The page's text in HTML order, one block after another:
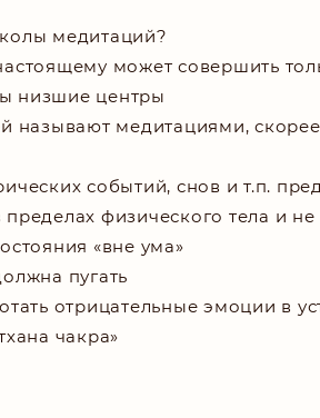
медитаций?
может совершить
низшие центры
называют медитациями,
событий, снов и т.п.
физического тела и
«вне ума»
пугать
отрицательные эмоции в
чакра»